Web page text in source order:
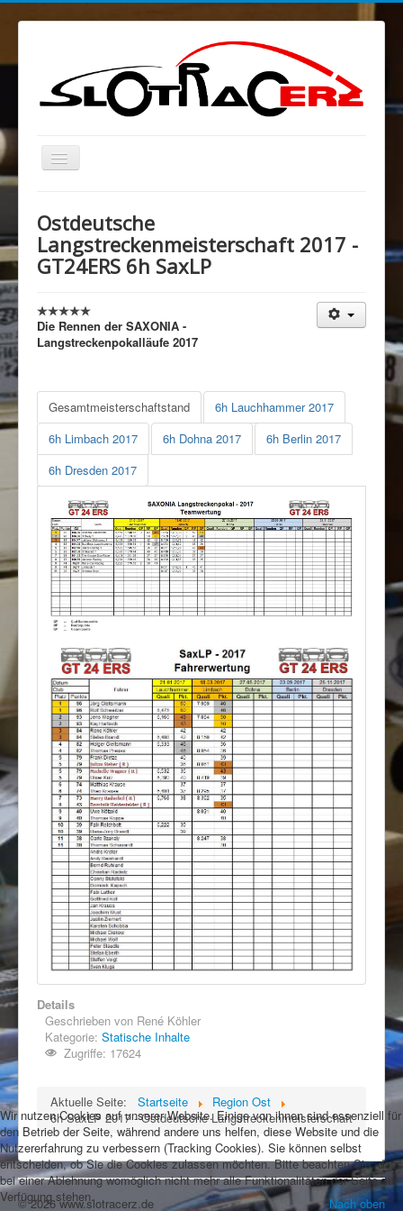
Navigation
an/aus
MELKUSRING
Region Ost
Sponsoren/Förderer
Spenden
Rennbahn mieten!
Ostdeutsche
Langstreckenmeisterschaft 2017 -
GT24ERS 6h SaxLP
Die Rennen der SAXONIA -
Langstreckenpokalläufe 2017
Gesamtmeisterschaftstand
6h Lauchhammer 2017
6h Limbach 2017
6h Dohna 2017
6h Berlin 2017
6h Dresden 2017
Details
Geschrieben von René Köhler
Kategorie: Statische Inhalte
Zugriffe: 17624
Aktuelle Seite: Startseite
Region Ost
6h SaxLP 2017 - Ostdeutsche Langstreckenmeisterschaft
Nach oben
© 2026 www.slotracerz.de
Wir nutzen Cookies auf unserer Website. Einige von ihnen sind essenziell für
den Betrieb der Seite, während andere uns helfen, diese Website und die
Nutzererfahrung zu verbessern (Tracking Cookies). Sie können selbst
entscheiden, ob Sie die Cookies zulassen möchten. Bitte beachten Sie, dass
bei einer Ablehnung womöglich nicht mehr alle Funktionalitäten der Seite zur
Verfügung stehen.